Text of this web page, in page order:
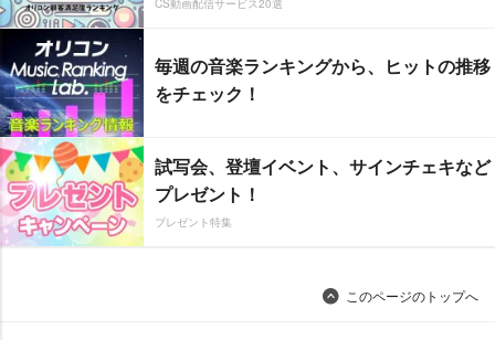
CS動画配信サービス20選
毎週の音楽ランキングから、ヒットの推移
をチェック！
試写会、登壇イベント、サインチェキなど
プレゼント！
プレゼント特集
このページのトップへ